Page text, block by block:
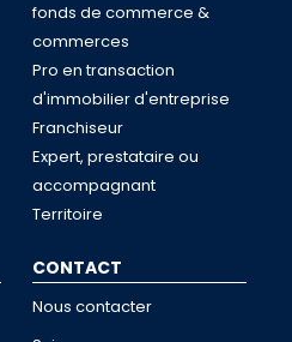
fonds de commerce &
commerces
Pro en transaction
d'immobilier d'entreprise
Franchiseur
Expert, prestataire ou
accompagnant
Territoire
CONTACT
Nous contacter